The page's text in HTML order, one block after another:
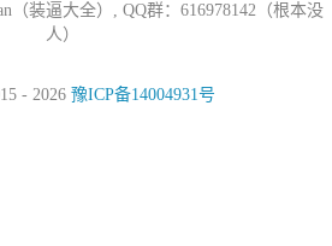
（装逼大全）, QQ群：616978142（根本没
人）
- 2026 豫ICP备14004931号